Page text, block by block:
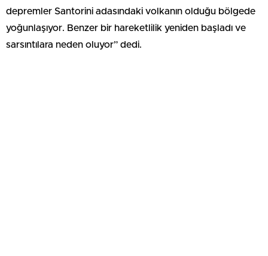
depremler Santorini adasındaki volkanın olduğu bölgede
yoğunlaşıyor. Benzer bir hareketlilik yeniden başladı ve
sarsıntılara neden oluyor” dedi.